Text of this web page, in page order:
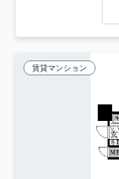
賃貸マンション